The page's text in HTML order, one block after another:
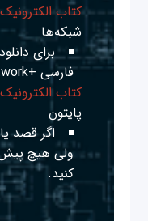
کتاب الکترونیک
شبکه‌ها
برای
فارسی +Network
کتاب الکترونیک
پایتون
اگر قصد
ولی هیچ
کنید.